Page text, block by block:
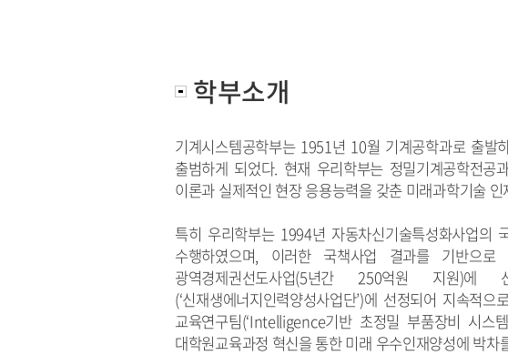
학부소개
기계시스템공학부는 1951년 10월 기계공학과로 출
출범하게 되었다. 현재 우리학부는 정밀기계공학전
이론과 실제적인 현장 응용능력을 갖춘 미래과학기술
특히 우리학부는 1994년 자동차신기술특성화사업의
수행하였으며, 이러한 국책사업 결과를 기반으로
광역경제권선도사업(5년간 250억원 지원)
(‘신재생에너지인력양성사업단’)에 선정되어 지속
교육연구팀(‘Intelligence기반 초정밀 부품장비 시스
대학원교육과정 혁신을 통한 미래 우수인재양성에 박차